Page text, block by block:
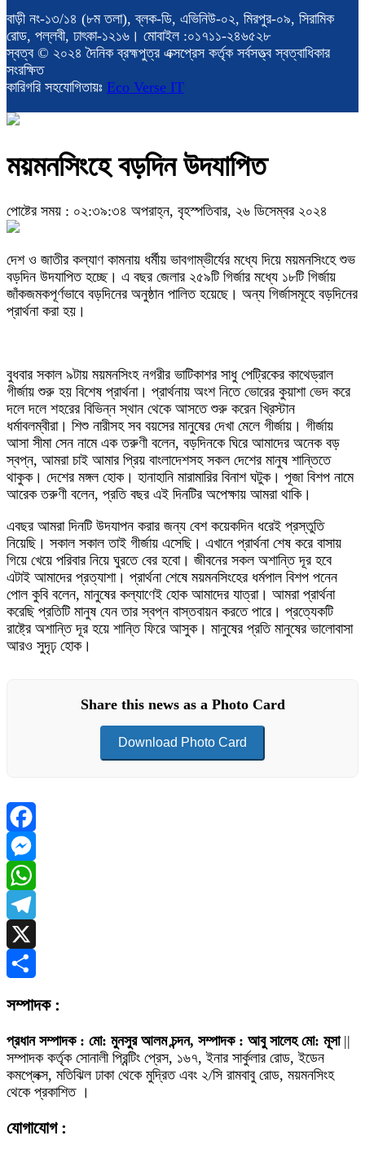
বাড়ী নং-১৩/১৪ (৮ম তলা), ব্লক-ডি, এভিনিউ-০২, মিরপুর-০৯, সিরামিক
রোড, পল্লবী, ঢাৎকা-১২১৬। মোবাইল :০১৭১১-২৪৬৫২৮
স্বত্ব © ২০২৪ দৈনিক ব্রহ্মপুত্র এক্সপ্রেস কর্তৃক সর্বসত্ত্ব স্বত্বাধিকার
সংরক্ষিত
কারিগরি সহযোগিতায়ঃ Eco Verse IT
ময়মনসিংহে বড়দিন উদযাপিত
পোষ্টের সময় : ০২:৩৯:৩৪ অপরাহ্ন, বৃহস্পতিবার, ২৬ ডিসেম্বর ২০২৪
দেশ ও জাতীর কল্যাণ কামনায় ধর্মীয় ভাবগাম্ভীর্যের মধ্যে দিয়ে ময়মনসিংহে শুভ
বড়দিন উদযাপিত হচ্ছে। এ বছর জেলার ২৫৯টি গির্জার মধ্যে ১৮টি গির্জায়
জাঁকজমকপূর্ণভাবে বড়দিনের অনুষ্ঠান পালিত হয়েছে। অন্য গির্জাসমূহে বড়দিনের
প্রার্থনা করা হয়।
বুধবার সকাল ৯টায় ময়মনসিংহ নগরীর ভাটিকাশর সাধু পেট্রিকের কাথেড্রাল
গীর্জায় শুরু হয় বিশেষ প্রার্থনা। প্রার্থনায় অংশ নিতে ভোরের কুয়াশা ভেদ করে
দলে দলে শহরের বিভিন্ন স্থান থেকে আসতে শুরু করেন খ্রিস্টান
ধর্মাবলম্বীরা। শিশু নারীসহ সব বয়সের মানুষের দেখা মেলে গীর্জায়। গীর্জায়
আসা সীমা সেন নামে এক তরুণী বলেন, বড়দিনকে ঘিরে আমাদের অনেক বড়
স্বপ্ন, আমরা চাই আমার প্রিয় বাংলাদেশসহ সকল দেশের মানুষ শান্তিতে
থাকুক। দেশের মঙ্গল হোক। হানাহানি মারামারির বিনাশ ঘটুক। পূজা বিশপ নামে
আরেক তরুণী বলেন, প্রতি বছর এই দিনটির অপেক্ষায় আমরা থাকি।
এবছর আমরা দিনটি উদযাপন করার জন্য বেশ কয়েকদিন ধরেই প্রস্তুতি
নিয়েছি। সকাল সকাল তাই গীর্জায় এসেছি। এখানে প্রার্থনা শেষ করে বাসায়
গিয়ে খেয়ে পরিবার নিয়ে ঘুরতে বের হবো। জীবনের সকল অশান্তি দূর হবে
এটাই আমাদের প্রত্যাশা। প্রার্থনা শেষে ময়মনসিংহের ধর্মপাল বিশপ পনেন
পোল কুবি বলেন, মানুষের কল্যাণেই হোক আমাদের যাত্রা। আমরা প্রার্থনা
করেছি প্রতিটি মানুষ যেন তার স্বপ্ন বাস্তবায়ন করতে পারে। প্রত্যেকটি
রাষ্ট্রে অশান্তি দূর হয়ে শান্তি ফিরে আসুক। মানুষের প্রতি মানুষের ভালোবাসা
আরও সুদৃঢ় হোক।
Share this news as a Photo Card
Download Photo Card
Facebook
Messenger
WhatsApp
Telegram
X
সম্পাদক :
প্রধান সম্পাদক : মো: মুনসুর আলম চন্দন, সম্পাদক : আবু সালেহ মো: মূসা||
সম্পাদক কর্তৃক সোনালী প্রিন্টিং প্রেস, ১৬৭, ইনার সার্কুলার রোড, ইডেন
কমপ্লেক্স, মতিঝিল ঢাকা থেকে মুদ্রিত এবং ২/সি রামবাবু রোড, ময়মনসিংহ
থেকে প্রকাশিত ।
যোগাযোগ :